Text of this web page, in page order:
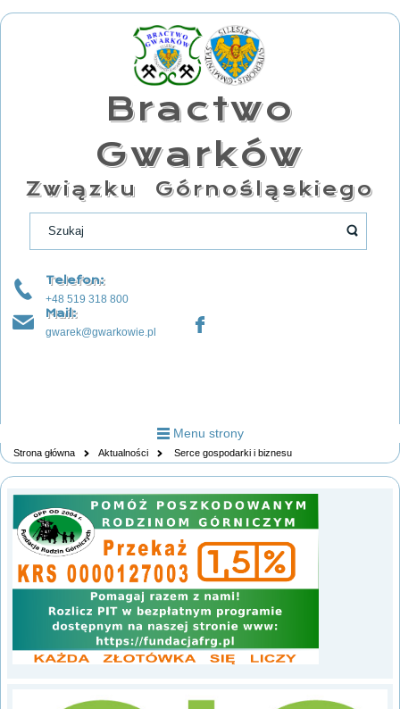
Bractwo
Gwarków
Związku Górnośląskiego
Telefon:
+48 519 318 800
Mail:
gwarek@gwarkowie.pl
Menu strony
Strona główna Aktualności Serce gospodarki i biznesu